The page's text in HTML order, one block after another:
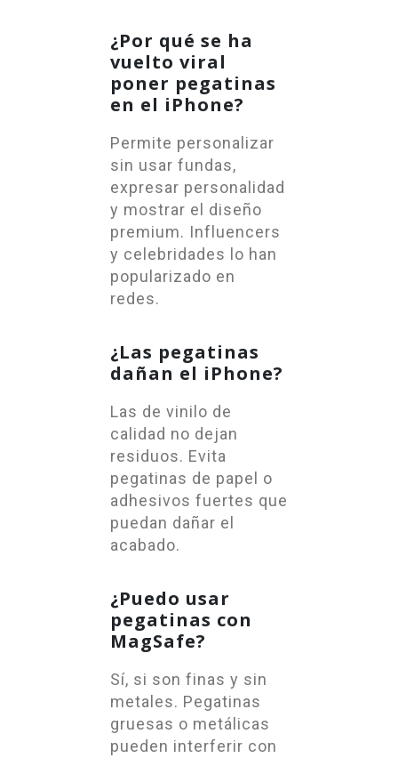
¿Por qué se ha
vuelto viral
poner pegatinas
en el iPhone?
Permite personalizar
sin usar fundas,
expresar personalidad
y mostrar el diseño
premium. Influencers
y celebridades lo han
popularizado en
redes.
¿Las pegatinas
dañan el iPhone?
Las de vinilo de
calidad no dejan
residuos. Evita
pegatinas de papel o
adhesivos fuertes que
puedan dañar el
acabado.
¿Puedo usar
pegatinas con
MagSafe?
Sí, si son finas y sin
metales. Pegatinas
gruesas o metálicas
pueden interferir con